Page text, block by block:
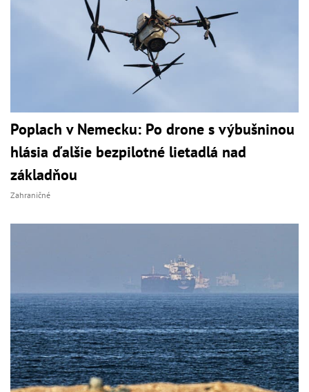
Poplach v Nemecku: Po drone s výbušninou
hlásia ďalšie bezpilotné lietadlá nad
základňou
Zahraničné